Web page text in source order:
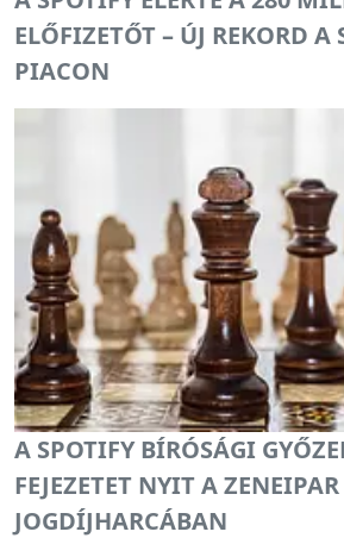
ELŐFIZETŐT – ÚJ REKORD A
PIACON
A SPOTIFY BÍRÓSÁGI
FEJEZETET NYIT A ZENEIPAR
JOGDÍJHARCÁBAN